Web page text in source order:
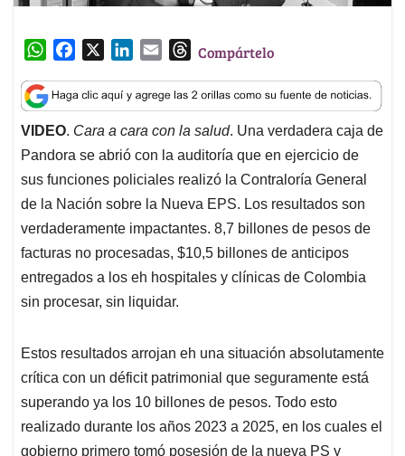
W
a
t
s
A
p
p
c
e
b
o
o
k
n
k
e
d
I
n
a
i
l
T
r
e
a
d
s
Compártelo
VIDEO. Cara a cara con la salud. Una verdadera caja de
Pandora se abrió con la auditoría que en ejercicio de
sus funciones policiales realizó la Contraloría General
de la Nación sobre la Nueva EPS. Los resultados son
verdaderamente impactantes. 8,7 billones de pesos de
facturas no procesadas, $10,5 billones de anticipos
entregados a los eh hospitales y clínicas de Colombia
sin procesar, sin liquidar.
Estos resultados arrojan eh una situación absolutamente
crítica con un déficit patrimonial que seguramente está
superando ya los 10 billones de pesos. Todo esto
realizado durante los años 2023 a 2025, en los cuales el
gobierno primero tomó posesión de la nueva PS y